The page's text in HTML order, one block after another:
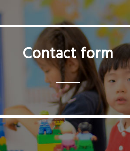
Contact form